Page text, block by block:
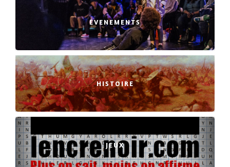
EVENEMENTS
HISTOIRE
JEUX